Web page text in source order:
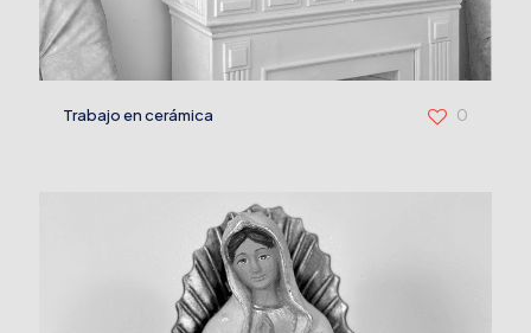
Trabajo en cerámica 0